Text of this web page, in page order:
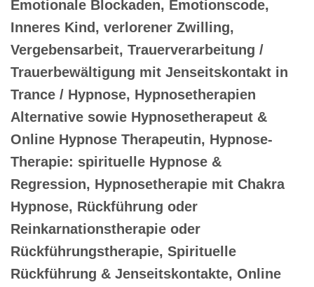
Emotionale Blockaden, Emotionscode,
Inneres Kind, verlorener Zwilling,
Vergebensarbeit, Trauerverarbeitung /
Trauerbewältigung mit Jenseitskontakt in
Trance / Hypnose, Hypnosetherapien
Alternative sowie Hypnosetherapeut &
Online Hypnose Therapeutin, Hypnose-
Therapie: spirituelle Hypnose &
Regression, Hypnosetherapie mit Chakra
Hypnose, Rückführung oder
Reinkarnationstherapie oder
Rückführungstherapie, Spirituelle
Rückführung & Jenseitskontakte, Online